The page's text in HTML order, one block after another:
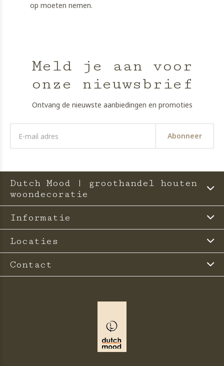
op moeten nemen.
Meld je aan voor
onze nieuwsbrief
Ontvang de nieuwste aanbiedingen en promoties
Abonneer
Dutch Mood | groothandel houten
woondecoratie
Informatie
Locaties
Contact